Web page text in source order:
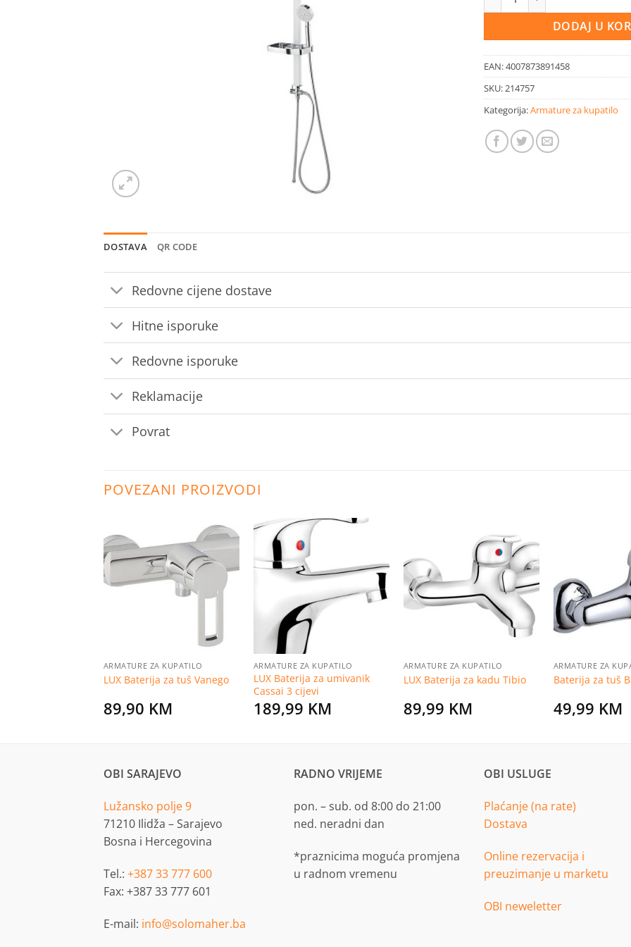
DODAJ U
EAN:4007873891458
SKU:214757
Kategorija:Armature za kupatilo
DOSTAVA QR CODE
Redovne cijene dostave
Hitne isporuke
Redovne isporuke
Reklamacije
Povrat
POVEZANI PROIZVODI
Dodaj
na
želja
ARMATURE ZA KUPATILO
LUX Baterija za tuš Vanego
89,90 KM
na
listu
ARMATURE ZA KUPATILO
LUX Baterija za umivanik
Cassai 3 cijevi
189,99 KM
Dodaj
na
listu
želja
ARMATURE ZA KUPATILO
LUX Baterija za kadu Tibio
89,99 KM
ARMATURE ZA
Baterija za tuš
49,99 KM
OBI SARAJEVO
Lužansko polje 9
71210 Ilidža – Sarajevo
Bosna i Hercegovina
Tel.: +387 33 777 600
Fax: +387 33 777 601
E-mail: info@solomaher.ba
RADNO VRIJEME
pon. – sub. od 8:00 do 21:00
ned. neradni dan
*praznicima moguća promjena
u radnom vremenu
OBI USLUGE
Plaćanje (na rate)
Dostava
Online rezervacija i
preuzimanje u marketu
OBI neweletter